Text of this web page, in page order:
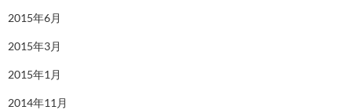
2015年6月
2015年3月
2015年1月
2014年11月